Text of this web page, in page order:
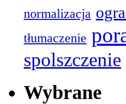
normalizacja
tłumaczenie
spolszczenie
Wybrane